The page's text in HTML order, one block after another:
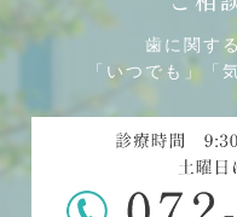
歯に関す
「いつでも」「